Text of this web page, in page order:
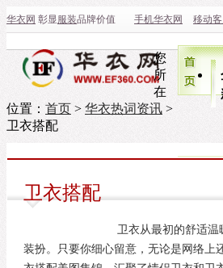
华衣网 彰显服装品牌价值 手机华衣网 移动
您
所
在
位置： 首页 > 华衣热词资讯 >
卫衣搭配
卫衣搭配
卫衣从最初的舒适
装扮。只要你细心留意，无论是网络上